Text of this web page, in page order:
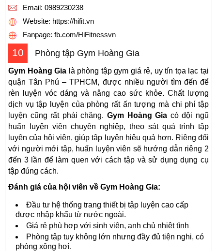
Email: 0989230238
Website: https://hifit.vn
Fanpage: fb.com/HiFitnessvn
10 Phòng tập Gym Hoàng Gia
Gym Hoàng Gia là phòng tập gym giá rẻ, uy tín tọa lạc tại
quận Tân Phú – TPHCM, được nhiều người tìm đến để
rèn luyện vóc dáng và nâng cao sức khỏe. Chất lượng
dịch vụ tập luyện của phòng rất ấn tượng mà chi phí tập
luyện cũng rất phải chăng. Gym Hoàng Gia có đội ngũ
huấn luyện viên chuyên nghiệp, theo sát quá trình tập
luyện của hội viên, giúp tập luyện hiệu quả hơn. Riêng đối
với người mới tập, huấn luyện viên sẽ hướng dẫn riêng 2
đến 3 lần để làm quen với cách tập và sử dụng dụng cụ
tập đúng cách.
Đánh giá của hội viên về Gym Hoàng Gia:
Đầu tư hệ thống trang thiết bị tập luyện cao cấp
được nhập khẩu từ nước ngoài.
Giá rẻ phù hợp với sinh viên, anh chủ nhiệt tình
Phòng tập tuy không lớn nhưng đầy đủ tiện nghi, có
phòng xông hơi.